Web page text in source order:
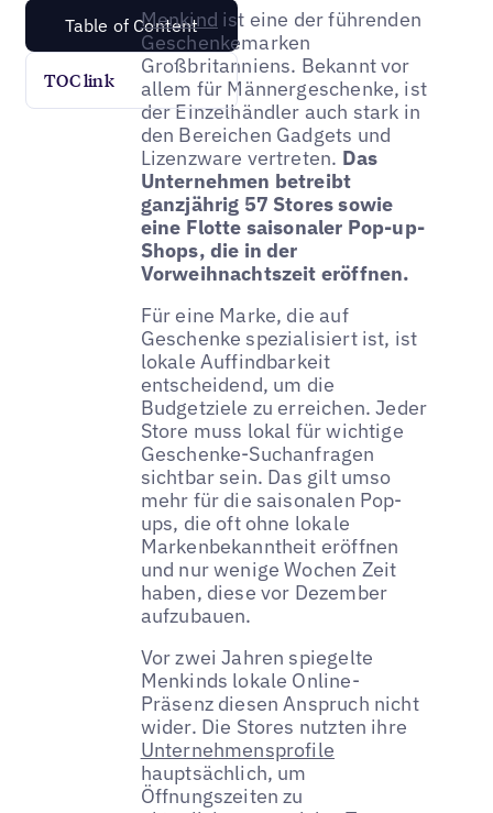
Table of Content
TOC link
Menkind ist eine der führenden
Geschenkemarken
Großbritanniens. Bekannt vor
allem für Männergeschenke, ist
der Einzelhändler auch stark in
den Bereichen Gadgets und
Lizenzware vertreten. Das
Unternehmen betreibt
ganzjährig 57 Stores sowie
eine Flotte saisonaler Pop-up-
Shops, die in der
Vorweihnachtszeit eröffnen.
Für eine Marke, die auf
Geschenke spezialisiert ist, ist
lokale Auffindbarkeit
entscheidend, um die
Budgetziele zu erreichen. Jeder
Store muss lokal für wichtige
Geschenke-Suchanfragen
sichtbar sein. Das gilt umso
mehr für die saisonalen Pop-
ups, die oft ohne lokale
Markenbekanntheit eröffnen
und nur wenige Wochen Zeit
haben, diese vor Dezember
aufzubauen.
Vor zwei Jahren spiegelte
Menkinds lokale Online-
Präsenz diesen Anspruch nicht
wider. Die Stores nutzten ihre
Unternehmensprofile
hauptsächlich, um
Öffnungszeiten zu